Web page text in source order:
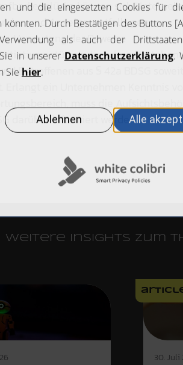
können sich
und Anzeige, notfalls gegen
Verwertung der Beweise
natürlich die schon
Betroffenen aus § 42a BDSG soweit
ein Unternehmen Kenntnis von
muss die
darüber informiert werden.
Weitere Insights zum
30. Juli